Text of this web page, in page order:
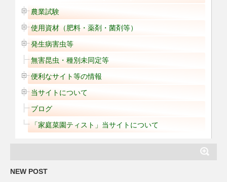
農業試験
使用資材（肥料・薬剤・菌剤等）
発生病害虫等
無害昆虫・種別未同定等
便利なサイト等の情報
当サイトについて
ブログ
「家庭菜園ティスト」当サイトについて
NEW POST